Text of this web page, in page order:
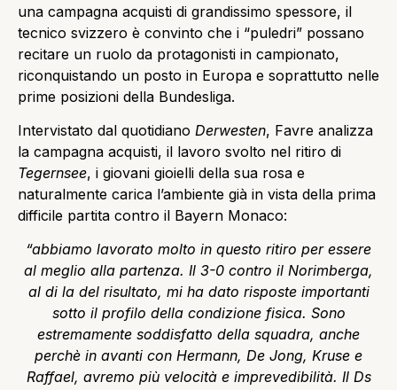
una campagna acquisti di grandissimo spessore, il
tecnico svizzero è convinto che i “puledri” possano
recitare un ruolo da protagonisti in campionato,
riconquistando un posto in Europa e soprattutto nelle
prime posizioni della Bundesliga.
Intervistato dal quotidiano Derwesten, Favre analizza
la campagna acquisti, il lavoro svolto nel ritiro di
Tegernsee, i giovani gioielli della sua rosa e
naturalmente carica l’ambiente già in vista della prima
difficile partita contro il Bayern Monaco:
“abbiamo lavorato molto in questo ritiro per essere
al meglio alla partenza. Il 3-0 contro il Norimberga,
al di la del risultato, mi ha dato risposte importanti
sotto il profilo della condizione fisica. Sono
estremamente soddisfatto della squadra, anche
perchè in avanti con Hermann, De Jong, Kruse e
Raffael, avremo più velocità e imprevedibilità. Il Ds